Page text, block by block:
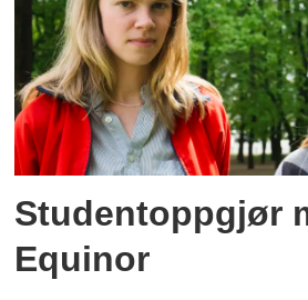
Studentoppgjør
Equinor